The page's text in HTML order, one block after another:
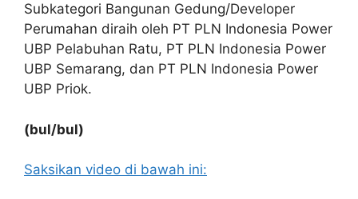
Subkategori Bangunan Gedung/Developer
Perumahan diraih oleh PT PLN Indonesia Power
UBP Pelabuhan Ratu, PT PLN Indonesia Power
UBP Semarang, dan PT PLN Indonesia Power
UBP Priok.
(bul/bul)
Saksikan video di bawah ini: